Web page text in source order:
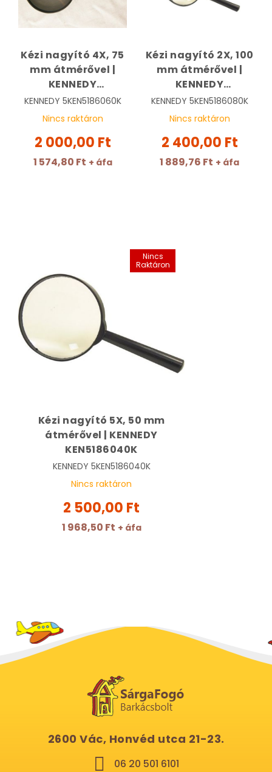
Kézi nagyító 4X, 75
mm átmérővel |
KENNEDY
KEN5186060K
KENNEDY 5KEN5186060K
Nincs raktáron
2 000,00 Ft
1 574,80 Ft + áfa
Kézi nagyító 2X, 100
mm átmérővel |
KENNEDY
KEN5186080K
KENNEDY 5KEN5186080K
Nincs raktáron
2 400,00 Ft
1 889,76 Ft + áfa
Nincs
Raktáron
Kézi nagyító 5X, 50 mm
átmérővel | KENNEDY
KEN5186040K
KENNEDY 5KEN5186040K
Nincs raktáron
2 500,00 Ft
1 968,50 Ft + áfa
2600 Vác, Honvéd utca 21-23.
06 20 501 6101